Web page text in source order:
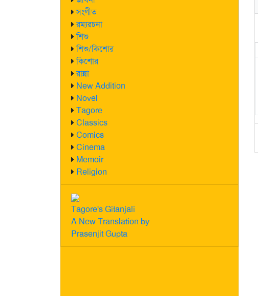
সংগীত
রম্যরচনা
শিশু
শিশু/কিশোর
কিশোর
রান্না
New Addition
Novel
Tagore
Classics
Comics
Cinema
Memoir
Religion
Tagore's Gitanjali
A New Translation by
Prasenjit Gupta